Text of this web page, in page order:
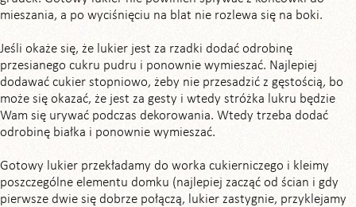
mieszania, a po wyciśnięciu na blat nie rozlewa się na boki.
Jeśli okaże się, że lukier jest za rzadki dodać odrobinę
przesianego cukru pudru i ponownie wymieszać. Najlepiej
dodawać cukier stopniowo, żeby nie przesadzić z gęstością, bo
może się okazać, że jest za gesty i wtedy stróżka lukru będzie
Wam się urywać podczas dekorowania. Wtedy trzeba dodać
odrobinę białka i ponownie wymieszać.
Gotowy lukier przekładamy do worka cukierniczego i kleimy
poszczególne elementu domku (najlepiej zacząć od ścian i gdy
pierwsze dwie się dobrze połączą, lukier zastygnie, przyklejamy